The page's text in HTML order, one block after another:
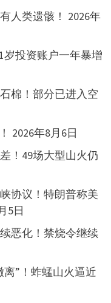
人类遗骸！ 2026年
岁投资账户一年暴增
棉！部分已进入空
2026年8月6日
！49场大型山火仍
协议！特朗普称美
5日
恶化！禁烧令继续
”！蚱蜢山火逼近